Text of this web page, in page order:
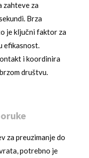
zahteve za
Brza
je ključni faktor za
efikasnost.
i koordinira
društvu.
za preuzimanje do
potrebno je